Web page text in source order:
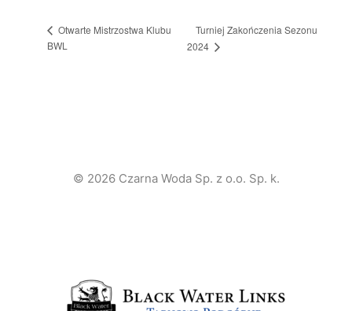
Otwarte Mistrzostwa Klubu
BWL
Turniej Zakończenia Sezonu
2024
© 2026 Czarna Woda Sp. z o.o. Sp. k.